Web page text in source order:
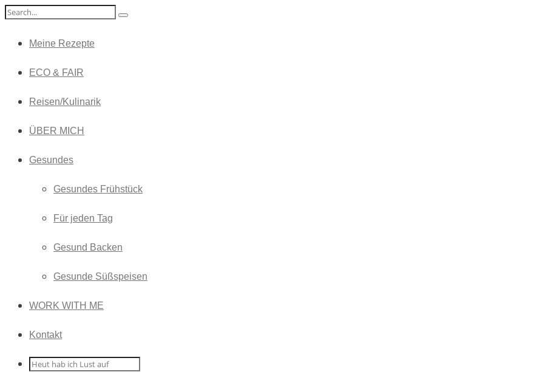
Meine Rezepte
ECO & FAIR
Reisen/Kulinarik
ÜBER MICH
Gesundes
Gesundes Frühstück
Für jeden Tag
Gesund Backen
Gesunde Süßspeisen
WORK WITH ME
Kontakt